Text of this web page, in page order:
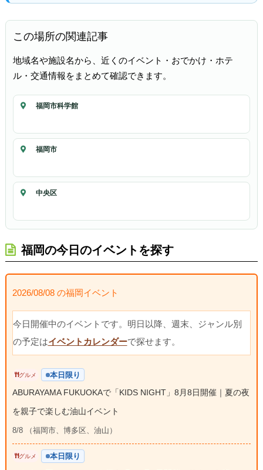
この場所の関連記事
地域名や施設名から、近くのイベント・おでかけ・ホテ
ル・交通情報をまとめて確認できます。
福岡市科学館
福岡市
中央区
福岡の今日のイベントを探す
2026/08/08 の福岡イベント
今日開催中のイベントです。明日以降、週末、ジャンル別
の予定はイベントカレンダーで探せます。
グルメ 本日限り
ABURAYAMA FUKUOKAで「KIDS NIGHT」8月8日開催｜夏の夜
を親子で楽しむ油山イベント
8/8 （福岡市、博多区、油山）
グルメ 本日限り